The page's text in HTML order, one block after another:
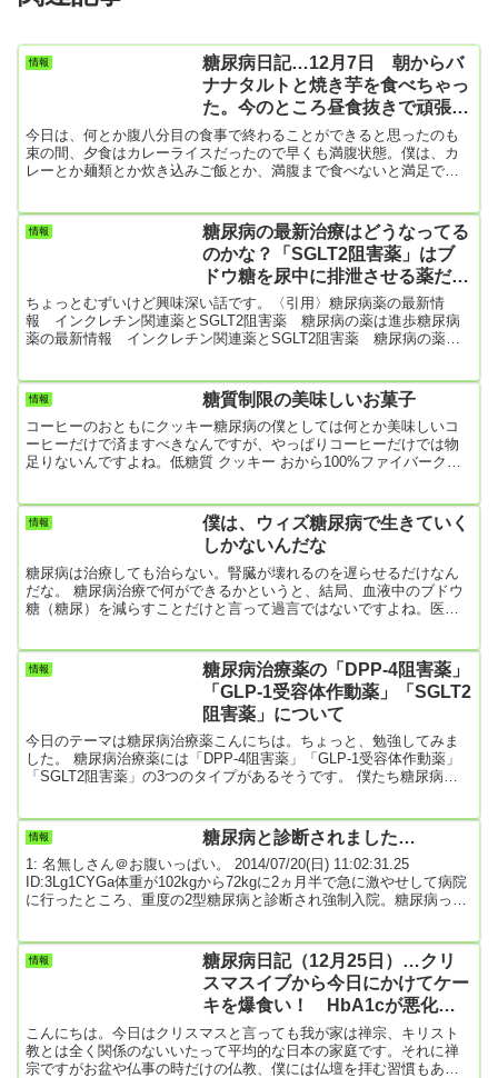
情報
糖尿病日記…12月7日 朝からバ
ナナタルトと焼き芋を食べちゃっ
た。今のところ昼食抜きで頑張っ
ているけど今度のHbA1cはどう
なる事やら
今日は、何とか腹八分目の食事で終わることができると思ったのも
束の間、夕食はカレーライスだったので早くも満腹状態。僕は、カ
レーとか麺類とか炊き込みご飯とか、満腹まで食べないと満足でき
にかく、サンドウィッチでもケーキでも何でも、テーブルのお皿に
載っているものは全部なくなるまで食べないと満足できません。過
食症ってことかな。こうした食べ癖がつくと、それに比例すると言
情報
糖尿病の最新治療はどうなってる
のかな？「SGLT2阻害薬」はブ
ドウ糖を尿中に排泄させる薬だけ
ど僕はこれを飲んでる
ちょっとむずいけど興味深い話です。〈引用〉糖尿病薬の最新情
報 インクレチン関連薬とSGLT2阻害薬 糖尿病の薬は進歩糖尿病
薬の最新情報 インクレチン関連薬とSGLT2阻害薬 糖尿病の薬は
ンクレチンを組み合わせ製剤は、単剤を使用したときよりも効果的
だという研究を発表した。研究は、ドイツ糖尿病研究センターと共
同で行ったもの。2つの薬を組み合わせると、患者によっては、有効
性がより...
情報 糖質制限の美味しいお菓子
コーヒーのおともにクッキー糖尿病の僕としては何とか美味しいコ
ーヒーだけで済ますべきなんですが、やっぱりコーヒーだけでは物
足りないんですよね。低糖質 クッキー おから100%ファイバークッ
カボ) お菓子 クッキー(ビスケット)江崎グリコ (糖質50% オフ)
SUNAO(スナオ)(クリームサンド) レモン&バニラ 6枚 ×7個天然生活
情報
僕は、ウィズ糖尿病で生きていく
しかないんだな
糖尿病は治療しても治らない。腎臓が壊れるのを遅らせるだけなん
だな。 糖尿病治療で何ができるかというと、結局、血液中のブドウ
糖（糖尿）を減らすことだけと言って過言ではないですよね。医者
糖・脂質で目詰まりして血液が十分に流れないし、結果、組織に酸
素や栄養が行き渡らないし。これがどんどん進んでしまうと腎臓の
糸球体は壊れるし、網膜の視細胞は壊死するし・・・とまあ、こん
情報
糖尿病治療薬の「DPP-4阻害薬」
「GLP-1受容体作動薬」「SGLT2
阻害薬」について
今日のテーマは糖尿病治療薬こんにちは。ちょっと、勉強してみま
した。 糖尿病治療薬には「DPP-4阻害薬」「GLP-1受容体作動薬」
「SGLT2阻害薬」の3つのタイプがあるそうです。 僕たち糖尿病患
するのは患者であって医者や管理栄養士しか指導できないというも
のではないと思います。 僕的には高校までちゃんと勉強した人な
ら、糖尿病には食事と運動の要素が特に重要だということはわかる
と...
情報 糖尿病と診断されました…
1: 名無しさん＠お腹いっぱい。 2014/07/20(日) 11:02:31.25
ID:3Lg1CYGa体重が102kgから72kgに2ヵ月半で急に激やせして病院
に行ったところ、重度の2型糖尿病と診断され強制入院。糖尿病って
2017/07/09(日) 21:06:52.68 ID:R9OQzhCxまだ発症して5年以内なら
引き返せる道があるからな。発症する前みたいにはもう...
情報
糖尿病日記（12月25日）…クリ
スマスイブから今日にかけてケー
キを爆食い！ HbA1cが悪化し
てまだ10日しか経っていないのに
こんにちは。今日はクリスマスと言っても我が家は禅宗、キリスト
教とは全く関係のないいたって平均的な日本の家庭です。それに禅
宗ですがお盆や仏事の時だけの仏教、僕には仏壇を拝む習慣もあり